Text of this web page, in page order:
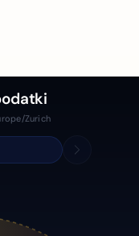
Zurich